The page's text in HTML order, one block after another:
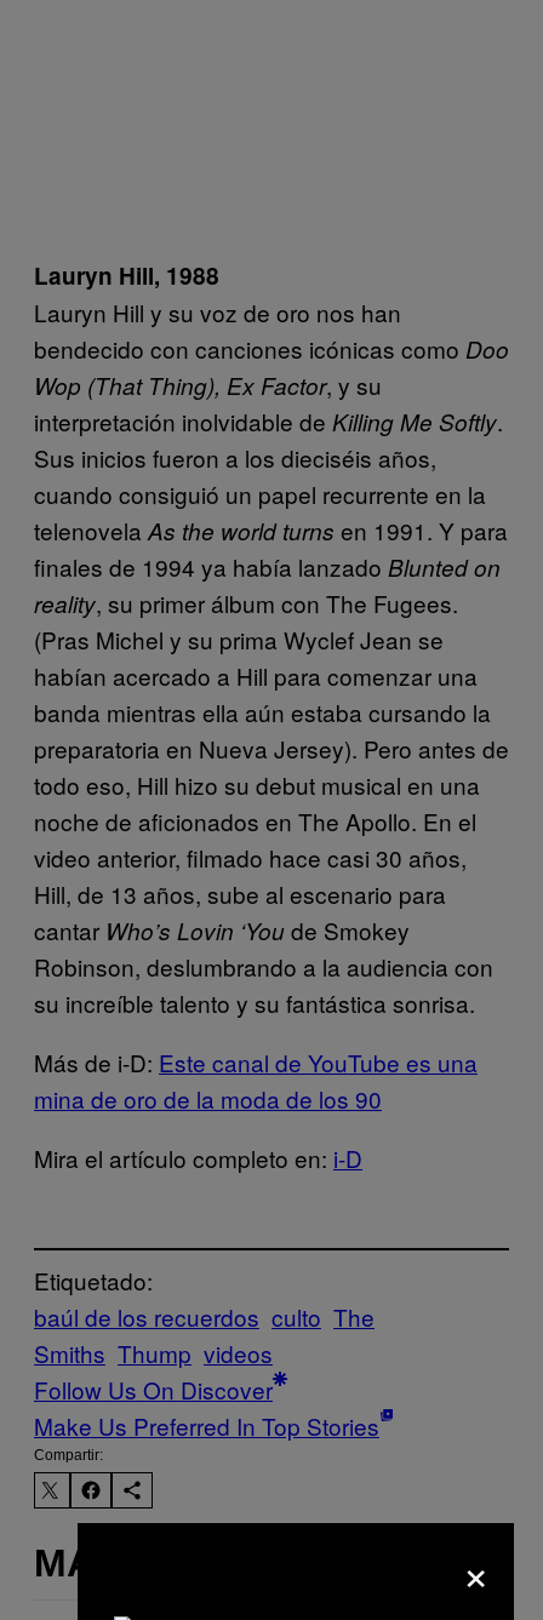
Lauryn Hill, 1988
Lauryn Hill y su voz de oro nos han
bendecido con canciones icónicas como Doo
Wop (That Thing), Ex Factor, y su
interpretación inolvidable de Killing Me Softly.
Sus inicios fueron a los dieciséis años,
cuando consiguió un papel recurrente en la
telenovelaAs the world turns en 1991. Y para
finales de 1994 ya había lanzado Blunted on
reality, su primer álbum con The Fugees.
(Pras Michel y su prima Wyclef Jean se
habían acercado a Hill para comenzar una
banda mientras ella aún estaba cursando la
preparatoria en Nueva Jersey). Pero antes de
todo eso, Hill hizo su debut musical en una
noche de aficionados en The Apollo. En el
video anterior, filmado hace casi 30 años,
Hill, de 13 años, sube al escenario para
cantar Who’s Lovin ‘Youde Smokey
Robinson, deslumbrando a la audiencia con
su increíble talento y su fantástica sonrisa.
Más de i-D: Este canal de YouTube es una
mina de oro de la moda de los 90
Mira el artículo completo en: i-D
Etiquetado:
baúl de los recuerdos culto The
Smiths Thump videos
Follow Us On Discover
Make Us Preferred In Top Stories
Compartir:
MÁS DE LO MISMO ×